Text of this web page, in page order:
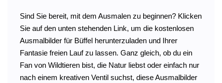
Sind Sie bereit, mit dem Ausmalen zu beginnen? Klicken
Sie auf den unten stehenden Link, um die kostenlosen
Ausmalbilder für Büffel herunterzuladen und Ihrer
Fantasie freien Lauf zu lassen. Ganz gleich, ob du ein
Fan von Wildtieren bist, die Natur liebst oder einfach nur
nach einem kreativen Ventil suchst, diese Ausmalbilder